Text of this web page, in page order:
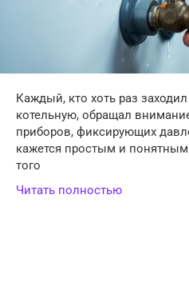
Каждый, кто хоть раз
котельную, обращал
приборов, фиксирующих
кажется простым и
того
Читать полностью